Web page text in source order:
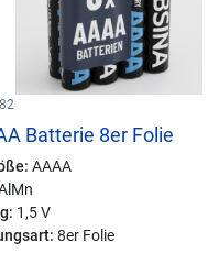
Batterie 8er Folie
AAAA
1,5 V
8er Folie